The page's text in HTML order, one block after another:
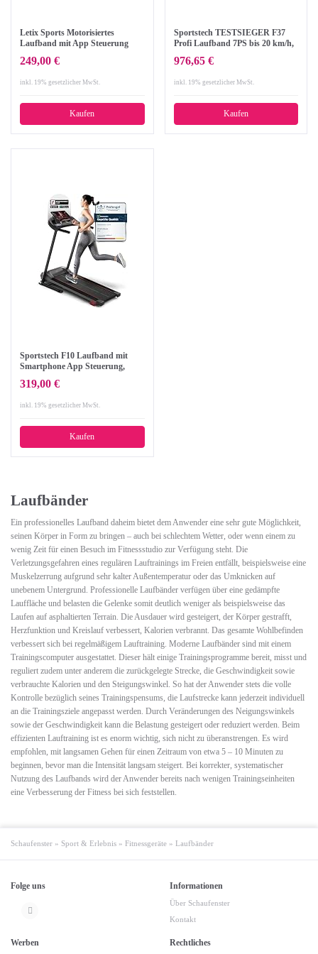
Letix Sports Motorisiertes
Laufband mit App Steuerung
Pulsgurt, LCD-Display
Heimtrainer Klappbar (Schwarz)
249,00 €
inkl. 19% gesetzlicher MwSt.
Kaufen
Sportstech TESTSIEGER F37
Profi Laufband 7PS bis 20 km/h,
Smartphone Fitness App, 15%
Lauffläche mit 8 Zonen
klappbar
976,65 €
inkl. 19% gesetzlicher MwSt.
Kaufen
Sportstech F10 Laufband mit
Smartphone App Steuerung,
von 39,90 € inklusive, Bluetooth,
Lauftraining mit 13 Programmen
319,00 €
inkl. 19% gesetzlicher MwSt.
Kaufen
Laufbänder
Ein professionelles Laufband daheim bietet dem Anwender eine sehr gute Möglichkeit,
seinen Körper in Form zu bringen – auch bei schlechtem Wetter, oder wenn einem zu
wenig Zeit für einen Besuch im Fitnessstudio zur Verfügung steht. Die
Verletzungsgefahren eines regulären Lauftrainings im Freien entfällt, beispielsweise eine
Muskelzerrung aufgrund sehr kalter Außentemperatur oder das Umknicken auf
unebenem Untergrund. Professionelle Laufbänder verfügen über eine gedämpfte
Lauffläche und belasten die Gelenke somit deutlich weniger als beispielsweise das
Laufen auf asphaltierten Terrain. Die Ausdauer wird gesteigert, der Körper gestrafft,
Herzfunktion und Kreislauf verbessert, Kalorien verbrannt. Das gesamte Wohlbefinden
verbessert sich bei regelmäßigem Lauftraining. Moderne Laufbänder sind mit einem
Trainingscomputer ausgestattet. Dieser hält einige Trainingsprogramme bereit, misst und
reguliert zudem unter anderem die zurückgelegte Strecke, die Geschwindigkeit sowie
verbrauchte Kalorien und den Steigungswinkel. So hat der Anwender stets die volle
Kontrolle bezüglich seines Trainingspensums, die Laufstrecke kann jederzeit individuell
an die Trainingsziele angepasst werden. Durch Veränderungen des Neigungswinkels
sowie der Geschwindigkeit kann die Belastung gesteigert oder reduziert werden. Beim
effizienten Lauftraining ist es enorm wichtig, sich nicht zu überanstrengen. Es wird
empfohlen, mit langsamen Gehen für einen Zeitraum von etwa 5 – 10 Minuten zu
beginnen, bevor man die Intensität langsam steigert. Bei korrekter, systematischer
Nutzung des Laufbands wird der Anwender bereits nach wenigen Trainingseinheiten
eine Verbesserung der Fitness bei sich feststellen.
Schaufenster » Sport & Erlebnis » Fitnessgeräte » Laufbänder
Folge uns Informationen
Über Schaufenster
Kontakt
Werben Rechtliches